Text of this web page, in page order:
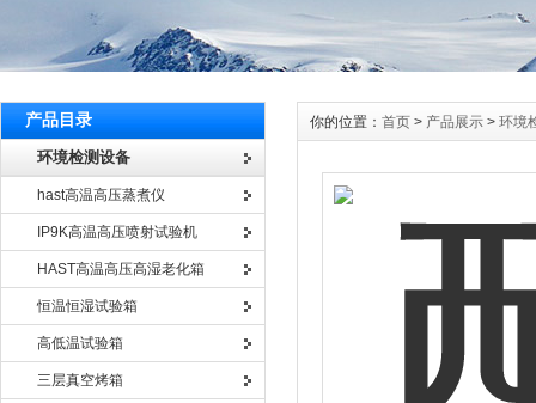
产品目录
环境检测设备
hast高温高压蒸煮仪
IP9K高温高压喷射试验机
HAST高温高压高湿老化箱
恒温恒湿试验箱
高低温试验箱
三层真空烤箱
你的位置： 首页 > 产品展示 > 环境